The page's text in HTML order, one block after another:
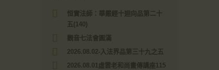
恒實法師：華嚴經十迴向品第二十
五(140)
觀音七法會圓滿
2026.08.02-入法界品第三十九之五
2026.08.01虛雲老和尚畫傳講座115